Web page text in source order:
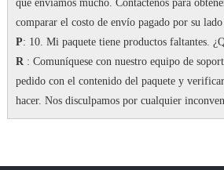
que enviamos mucho. Contáctenos para
comparar el costo de envío pagado por su
P: 10. Mi paquete tiene productos faltantes.
R: Comuníquese con nuestro equipo de
pedido con el contenido del paquete y
hacer. Nos disculpamos por cualquier